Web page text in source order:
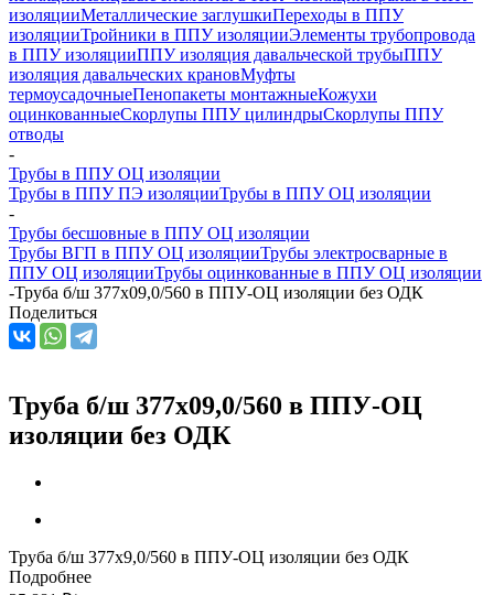
изоляцииМеталлические заглушкиПереходы в ППУ
изоляцииТройники в ППУ изоляцииЭлементы трубопровода
в ППУ изоляцииППУ изоляция давальческой трубыППУ
изоляция давальческих крановМуфты
термоусадочныеПенопакеты монтажныеКожухи
оцинкованныеСкорлупы ППУ цилиндрыСкорлупы ППУ
отводы
-
Трубы в ППУ ОЦ изоляции
Трубы в ППУ ПЭ изоляцииТрубы в ППУ ОЦ изоляции
-
Трубы бесшовные в ППУ ОЦ изоляции
Трубы ВГП в ППУ ОЦ изоляцииТрубы электросварные в
ППУ ОЦ изоляцииТрубы оцинкованные в ППУ ОЦ изоляции
-Труба б/ш 377х09,0/560 в ППУ-ОЦ изоляции без ОДК
Поделиться
Труба б/ш 377х09,0/560 в ППУ-ОЦ
изоляции без ОДК
Труба б/ш 377х9,0/560 в ППУ-ОЦ изоляции без ОДК
Подробнее